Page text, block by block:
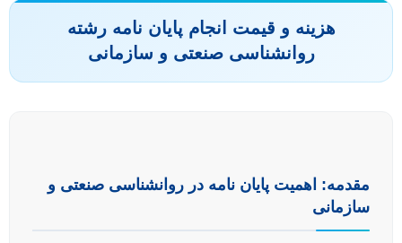
هزینه و قیمت انجام پایان نامه رشته
روانشناسی صنعتی و سازمانی
مقدمه: اهمیت پایان نامه در روانشناسی صنعتی و
سازمانی